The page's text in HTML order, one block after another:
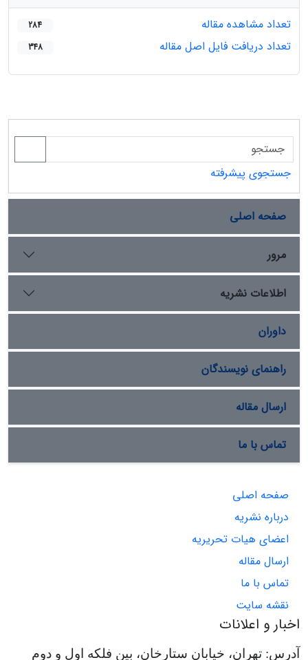
تعداد مشاهده مقاله
284
تعداد دریافت فایل اصل مقاله 348
جستجوی پیشرفته
صفحه اصلی
مرور
اطلاعات نشریه
داوران
راهنمای نویسندگان
ارسال مقاله
تماس با ما
صفحه اصلی
درباره نشریه
اعضای هیات تحریریه
ارسال مقاله
تماس با ما
نقشه سایت
اخبار و اعلانات
آدرس: تهران، خیابان ستارخان، بین فلکه اول و دوم